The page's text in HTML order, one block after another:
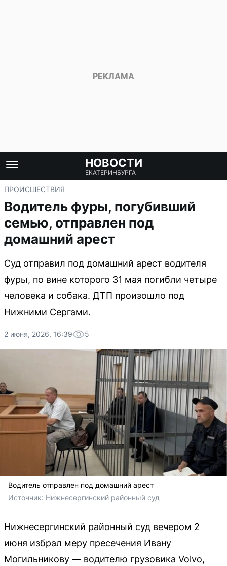
НОВОСТИ
ЕКАТЕРИНБУРГА
ПРОИСШЕСТВИЯ
Водитель фуры, погубивший
семью, отправлен под
домашний арест
Суд отправил под домашний арест водителя
фуры, по вине которого 31 мая погибли четыре
человека и собака. ДТП произошло под
Нижними Сергами.
2 июня, 2026, 16:39 5
Водитель отправлен под домашний арест
Источник: Нижнесергинский районный суд
Нижнесергинский районный суд вечером 2
июня избрал меру пресечения Ивану
Могильникову — водителю грузовика Volvo,